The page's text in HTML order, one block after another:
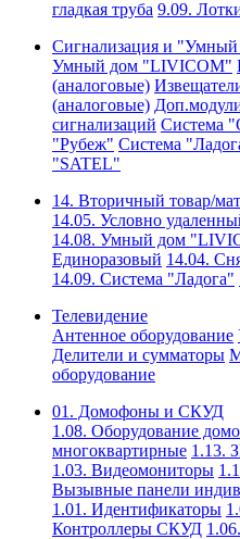
гладкая труба 9.09.
Сигнализация и
Умный дом "LIVICOM"
(аналоговые)
(аналоговые)
сигнализаций Система
"Рубеж" Система
"SATEL"
14. Вторичный товар/
14.05. Условно
14.08. Умный дом
Единоразовый 14.04.
14.09. Система "Ладога"
Телевидение
Антенное оборудование
Делители и сумматоры
оборудование
01. Домофоны и СКУД
1.08. Оборудование
многоквартирные 1.13.
1.03. Видеомониторы
Вызывные панели
1.01. Идентификаторы
Контроллеры СКУД